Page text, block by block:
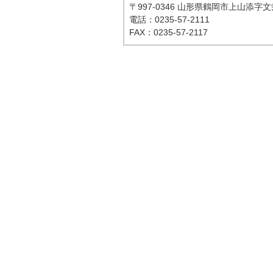
〒997-0346 山形県鶴岡市上山添字
電話：0235-57-2111
FAX：0235-57-2117